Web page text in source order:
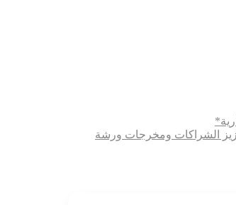
الشراكات ومخرجات ورشة